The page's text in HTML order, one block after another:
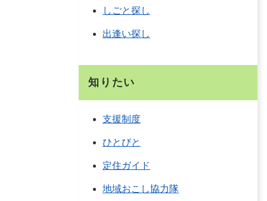
しごと探し
出逢い探し
知りたい
支援制度
ひとびと
定住ガイド
地域おこし協力隊